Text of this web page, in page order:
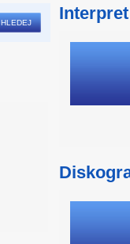
Interpret